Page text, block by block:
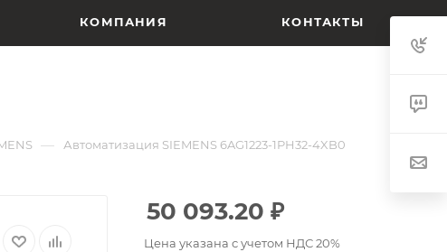
КОМПАНИЯ КОНТАКТЫ
— Автоматизация SIEMENS 6AG1223-1PH32-4XB0
50 093.20 ₽
Цена указана с учетом НДС 20%